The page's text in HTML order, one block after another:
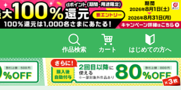
作品検索 カート はじめての方へ